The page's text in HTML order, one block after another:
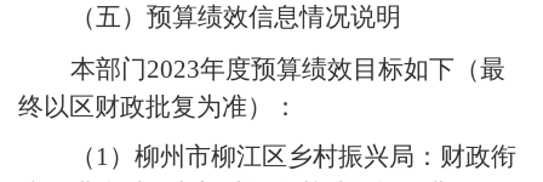
（五） 预算绩效信息情况说明
本部门2023年度预算绩效目标如下（最
终以区财政批复为准）：
（ 1 ）柳州市柳江区乡村振兴局：财政衔